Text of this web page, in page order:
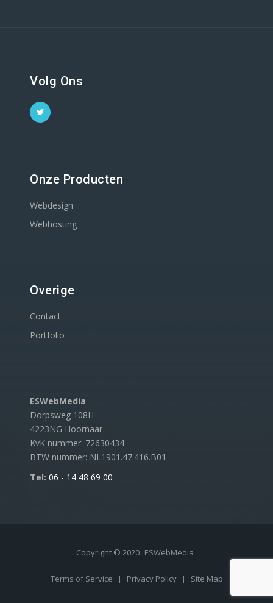
Volg Ons
Onze Producten
Webdesign
Webhosting
Overige
Contact
Portfolio
ESWebMedia
Dorpsweg 108H
4223NG Hoornaar
KvK nummer: 72630434
BTW nummer: NL1901.47.416.B01
Tel: 06 - 14 48 69 00
Copyright © 2020 ESWebMedia
Terms of Service | Privacy Policy | Site Map